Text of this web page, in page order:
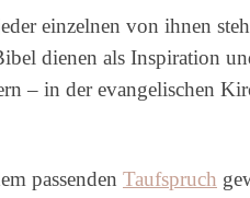
einzelnen von ihnen
dienen als Inspiration
– in der evangelischen
passenden Taufspruch